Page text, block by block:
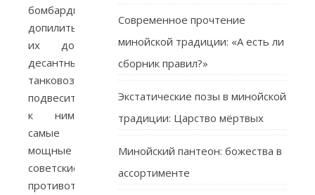
бомбардировщиков,
допилить
их до
десантных
танковозов,
подвесить
к ним
самые
мощные
советские
противотанковые
Современное прочтение
минойской традиции: «А есть ли
сборник правил?»
Экстатические позы в минойской
традиции: Царство мёртвых
Минойский пантеон: божества в
ассортименте